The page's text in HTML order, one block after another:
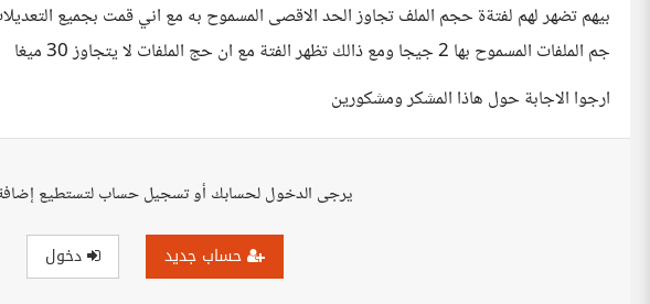
بيهم تضهر لهم لفتةة حجم الملف تجاوز الحد الاقصى المسموح به مع اني قمت بجميع
جم الملفات المسموح بها 2 جيجا ومع ذالك تظهر الفتة مع ان حج الملفات لا يتجاوز 30 ميغا
ارجوا الاجابة حول هاذا المشكر ومشكورين
يرجى الدخول لحسابك أو تسجيل حساب لتستطيع
حساب جديد دخول